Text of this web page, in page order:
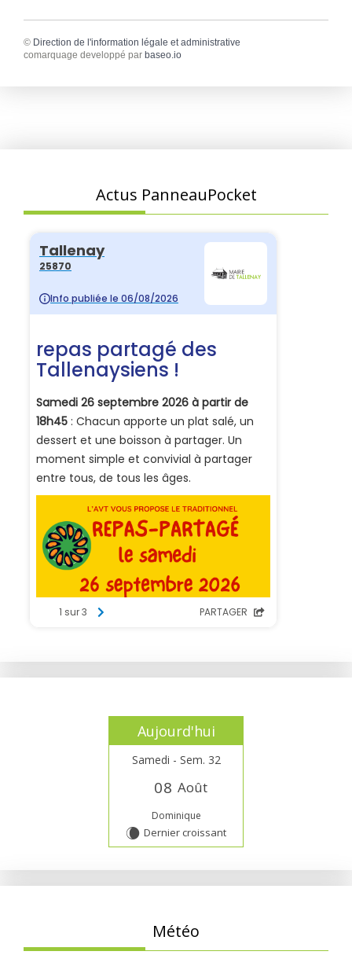
© Direction de l'information légale et administrative
comarquage developpé par baseo.io
Actus PanneauPocket
Aujourd'hui
Samedi - Sem. 32
08 Août
Dominique
W Dernier croissant
Météo